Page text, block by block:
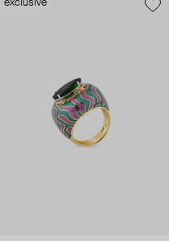
exclusive